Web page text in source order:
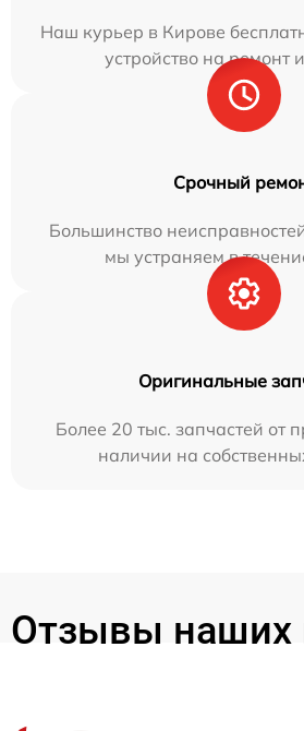
Наш курьер в Кирове
устройство на ремонт
Срочный
Большинство
мы устраняем в
Оригинальные
Более 20 тыс. запчастей от
наличии на
Отзывы наших